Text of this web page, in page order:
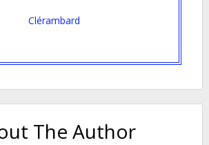
Clérambard
The Author